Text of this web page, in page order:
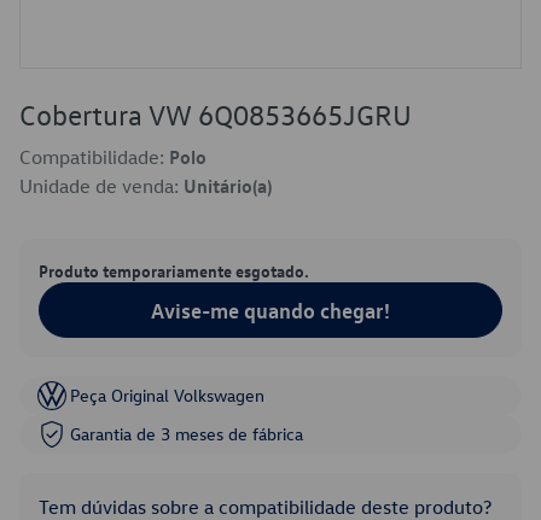
Cobertura VW 6Q0853665JGRU
Compatibilidade: Polo
Unidade de venda: Unitário(a)
Produto temporariamente esgotado.
Avise-me quando chegar!
Peça Original Volkswagen
Garantia de 3 meses de fábrica
Tem dúvidas sobre a compatibilidade deste produto?